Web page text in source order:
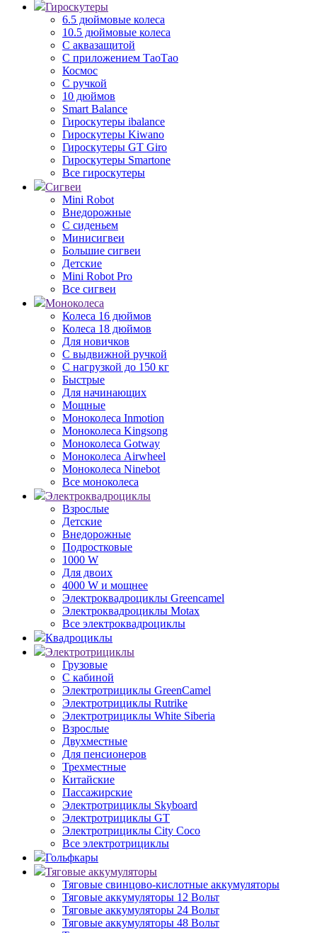
Гироскутеры
6.5 дюймовые колеса
10.5 дюймовые колеса
С аквазащитой
С приложением ТаоТао
Космос
С ручкой
10 дюймов
Smart Balance
Гироскутеры ibalance
Гироскутеры Kiwano
Гироскутеры GT Giro
Гироскутеры Smartone
Все гироскутеры
Сигвеи
Mini Robot
Внедорожные
С сиденьем
Минисигвеи
Большие сигвеи
Детские
Mini Robot Pro
Все сигвеи
Моноколеса
Колеса 16 дюймов
Колеса 18 дюймов
Для новичков
С выдвижной ручкой
С нагрузкой до 150 кг
Быстрые
Для начинающих
Мощные
Моноколеса Inmotion
Моноколеса Kingsong
Моноколеса Gotway
Моноколеса Airwheel
Моноколеса Ninebot
Все моноколеса
Электроквадроциклы
Взрослые
Детские
Внедорожные
Подростковые
1000 W
Для двоих
4000 W и мощнее
Электроквадроциклы Greencamel
Электроквадроциклы Motax
Все электроквадроциклы
Квадроциклы
Электротрициклы
Грузовые
С кабиной
Электротрициклы GreenCamel
Электротрициклы Rutrike
Электротрициклы White Siberia
Взрослые
Двухместные
Для пенсионеров
Трехместные
Китайские
Пассажирские
Электротрициклы Skyboard
Электротрициклы GT
Электротрициклы City Coco
Все электротрициклы
Гольфкары
Тяговые аккумуляторы
Тяговые свинцово-кислотные аккумуляторы
Тяговые аккумуляторы 12 Вольт
Тяговые аккумуляторы 24 Вольт
Тяговые аккумуляторы 48 Вольт